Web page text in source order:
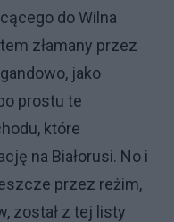
do Wilna
złamany przez
jako
prostu te
które
na Białorusi. No i
przez reżim,
został z tej listy